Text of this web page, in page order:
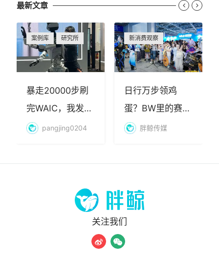
最新文章
案例库 研究所
暴走20000步刷
完WAIC，我发现
AI最赚钱的不是
pangjing0204
新消费观察
日行万步领鸡
蛋？BW里的赛博
朝圣，藏着品牌
胖鲸传媒
 
关注我们